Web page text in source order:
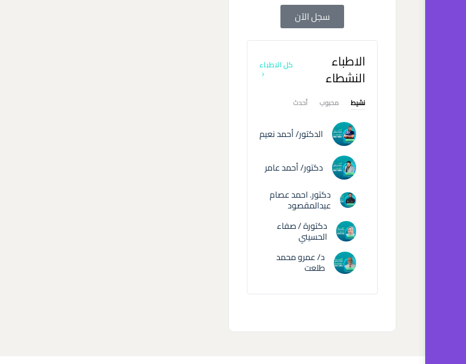
سجل الآن
الاطباء
النشطاء
كل الاطباء
نشيط محبوب أحدث
الدكتور/ أحمد نعيم
دكتور/ أحمد عامر
دكتور. احمد عصام
عبدالمقصود
دكتورة / صفاء
الحسيني
د/ عمرو محمد
طلعت